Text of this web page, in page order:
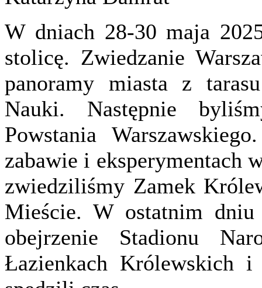
W dniach 28-30 maja
stolicę. Zwiedzanie
panoramy miasta z
Nauki. Następnie
Powstania
zabawie i eksperymentach
zwiedziliśmy Zamek
Mieście. W ostatnim dniu
obejrzenie Stadionu
Łazienkach Królewskich